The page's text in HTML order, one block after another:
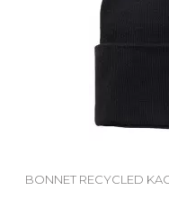
BONNET RECYCLED